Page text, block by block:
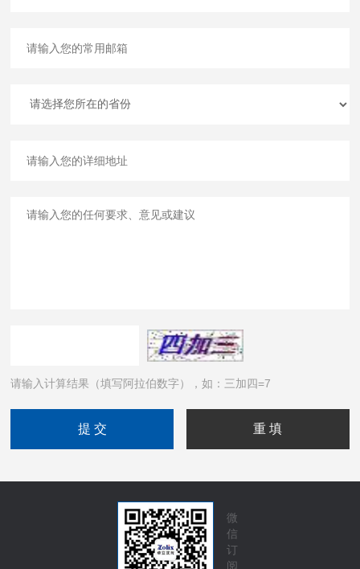
请输入计算结果（填写阿拉伯数字），如：三加四=7
微
信
订
阅